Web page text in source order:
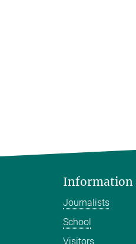
Information
Journalists
School
Visitors